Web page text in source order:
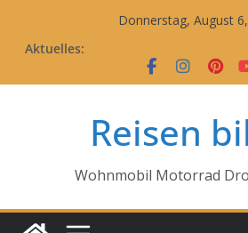
Donnerstag, August
Aktuelles:
Reisen
Wohnmobil Motorrad